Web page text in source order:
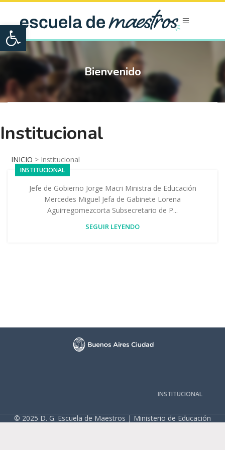
Open toolbar
Bienvenido
Institucional
INICIO > Institucional
INSTITUCIONAL
Jefe de Gobierno Jorge Macri Ministra de Educación
Mercedes Miguel Jefa de Gabinete Lorena
Aguirregomezcorta Subsecretario de P...
SEGUIR LEYENDO
INSTITUCIONAL
© 2025 D. G. Escuela de Maestros | Ministerio de Educación